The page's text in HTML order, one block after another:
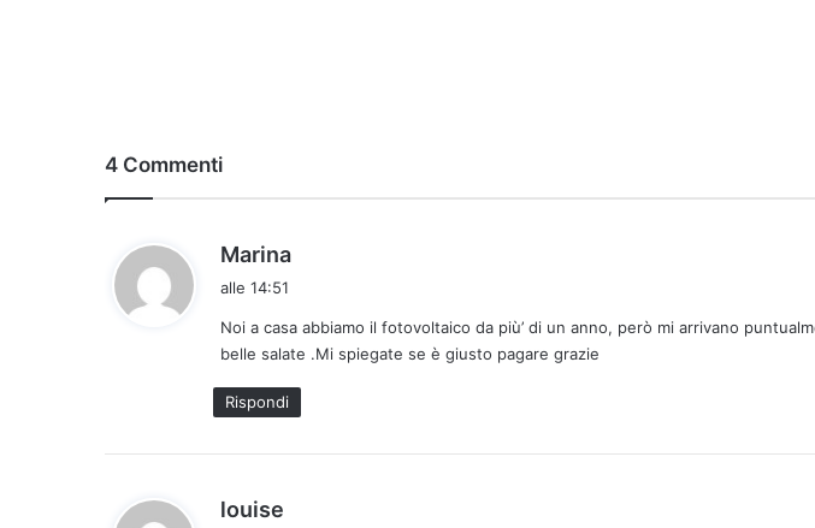
4 Commenti
Marina
e
t
t
o
alle 14:51
Noi a casa abbiamo il fotovoltaico da più’ di un anno, però mi arrivano
belle salate .Mi spiegate se è giusto pagare grazie
Rispondi
louise